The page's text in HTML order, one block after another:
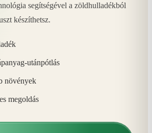
segítségével a zöldhulladékból
készíthetsz.
utánpótlás
növények
megoldás